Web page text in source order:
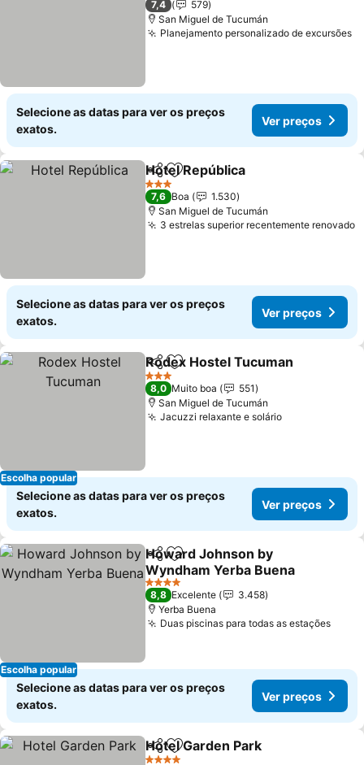
7,4
579
San Miguel de Tucumán
Planejamento personalizado de excursões
Selecione as datas para ver os preços
exatos.
Ver preços
PartilharAdicionar aos favoritos
Hotel República
3 Estrelas
7,6 Boa
1.530
San Miguel de Tucumán
3 estrelas superior recentemente renovado
Selecione as datas para ver os preços
exatos.
Ver preços
Escolha popular
PartilharAdicionar aos favoritos
Rodex Hostel Tucuman
3 Estrelas
8,0 Muito boa
551
San Miguel de Tucumán
Jacuzzi relaxante e solárioVer preços
Selecione as datas para ver os preços
exatos.
Ver preços
Escolha popular
PartilharAdicionar aos favoritos
Howard Johnson by
Wyndham Yerba Buena
Ver preços
4 Estrelas
8,8 Excelente
3.458
Yerba Buena
Duas piscinas para todas as estaçõesVer
Selecione as datas para ver os preços
exatos.
Ver preços
PartilharAdicionar aos favoritos
Hotel Garden Park